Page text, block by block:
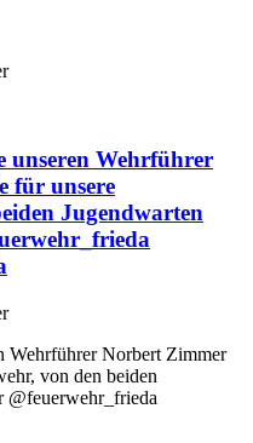
unseren Wehrführer
für unsere
Jugendwarten
Wehrführer Norbert Zimmer
von den beiden
@feuerwehr_frieda